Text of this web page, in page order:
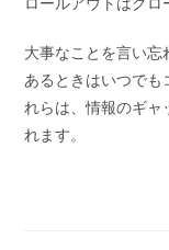
大事なことを言い
あるときはいつでも
れらは、情報のギャ
れます。